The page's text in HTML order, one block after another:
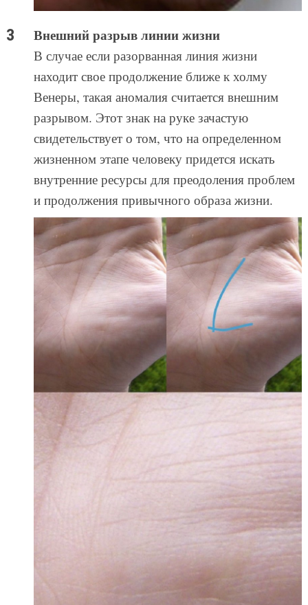
Внешний разрыв линии жизни
В случае если разорванная линия жизни
находит свое продолжение ближе к холму
Венеры, такая аномалия считается внешним
разрывом. Этот знак на руке зачастую
свидетельствует о том, что на определенном
жизненном этапе человеку придется искать
внутренние ресурсы для преодоления проблем
и продолжения привычного образа жизни.